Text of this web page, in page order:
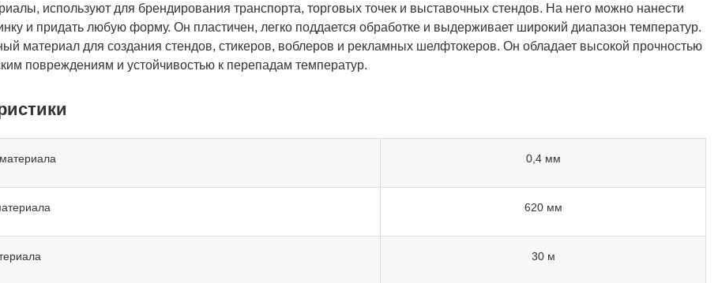
используют для брендирования транспорта, торговых точек и выставочных стендов. На него можно нанести
и придать любую форму. Он пластичен, легко поддается обработке и выдерживает широкий диапазон температур.
материал для создания стендов, стикеров, воблеров и рекламных шелфтокеров. Он обладает высокой прочностью
повреждениям и устойчивостью к перепадам температур.
0,4 мм
620 мм
30 м